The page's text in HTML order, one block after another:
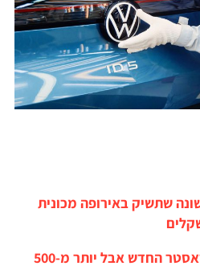
שתשיק באירופה מכונית
דאציה חתכה את מחיר הדאסטר החדש אבל יותר מ-500